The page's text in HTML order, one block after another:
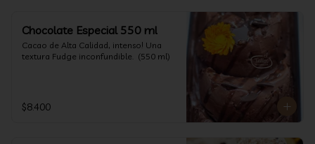
Chocolate Especial 550 ml
Cacao de Alta Calidad, intenso! Una
textura Fudge inconfundible.  (550 ml)
$8.400